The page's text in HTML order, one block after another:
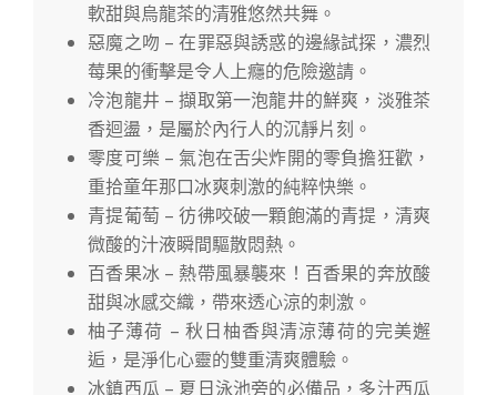
軟甜與烏龍茶的清雅悠然共舞。
惡魔之吻 – 在罪惡與誘惑的邊緣試探，濃烈
莓果的衝擊是令人上癮的危險邀請。
冷泡龍井 – 擷取第一泡龍井的鮮爽，淡雅茶
香迴盪，是屬於內行人的沉靜片刻。
零度可樂 – 氣泡在舌尖炸開的零負擔狂歡，
重拾童年那口冰爽刺激的純粹快樂。
青提葡萄 – 彷彿咬破一顆飽滿的青提，清爽
微酸的汁液瞬間驅散悶熱。
百香果冰 – 熱帶風暴襲來！百香果的奔放酸
甜與冰感交織，帶來透心涼的刺激。
柚子薄荷 – 秋日柚香與清涼薄荷的完美邂
逅，是淨化心靈的雙重清爽體驗。
冰鎮西瓜 – 夏日泳池旁的必備品，多汁西瓜